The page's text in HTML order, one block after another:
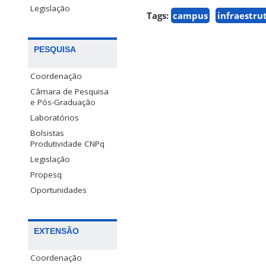
Legislação
PESQUISA
Coordenação
Câmara de Pesquisa
e Pós-Graduação
Laboratórios
Bolsistas
Produtividade CNPq
Legislação
Propesq
Oportunidades
EXTENSÃO
Coordenação
Tags: campus